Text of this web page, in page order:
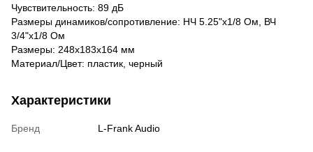
Чувствительность: 89 дБ
Размеры динамиков/сопротивление: НЧ 5.25"х1/8 Ом, ВЧ
3/4"x1/8 Ом
Размеры: 248x183x164 мм
Материал/Цвет: пластик, черный
Характеристики
Бренд L-Frank Audio